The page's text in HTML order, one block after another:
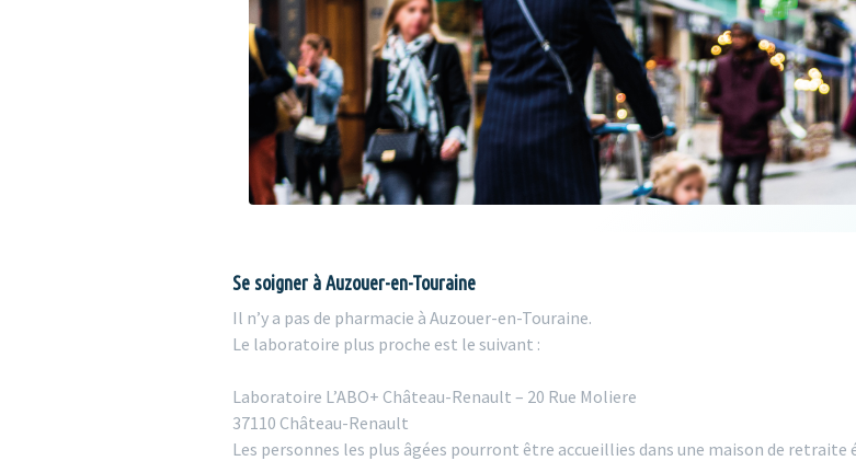
Se soigner à Auzouer-en-Touraine
Il n’y a pas de pharmacie à Auzouer-en-Touraine.
Le laboratoire plus proche est le suivant :
Laboratoire L’ABO+ Château-Renault – 20 Rue Moliere
37110 Château-Renault
Les personnes les plus âgées pourront être accueillies dans une maison de